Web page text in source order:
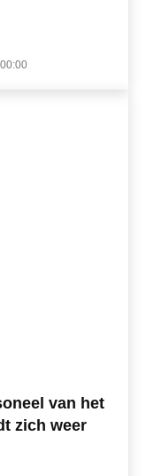
van het
zich weer